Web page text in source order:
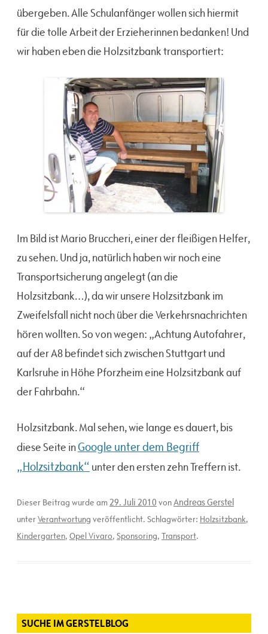
übergeben. Alle Schulanfänger wollen sich hiermit
für die tolle Arbeit der Erzieherinnen bedanken! Und
wir haben eben die Holzsitzbank transportiert:
Im Bild ist Mario Bruccheri, einer der fleißigen Helfer,
zu sehen. Und ja, natürlich haben wir noch eine
Transportsicherung angelegt (an die
Holzsitzbank…), da wir unsere Holzsitzbank im
Zweifelsfall nicht noch über die Verkehrsnachrichten
hören wollten. So von wegen: „Achtung Autofahrer,
auf der A8 befindet sich zwischen Stuttgart und
Karlsruhe in Höhe Pforzheim eine Holzsitzbank auf
der Fahrbahn.“
Holzsitzbank. Mal sehen, wie lange es dauert, bis
diese Seite inGoogle unter dem Begriff
„Holzsitzbank“ unter den ersten zehn Treffern ist.
Dieser Beitrag wurde am29. Juli 2010 vonAndreas Gerstel
unterVerantwortung veröffentlicht. Schlagwörter: Holzsitzbank,
Kindergarten, Opel Vivaro, Sponsoring, Transport.
SUCHE IM GERSTELBLOG